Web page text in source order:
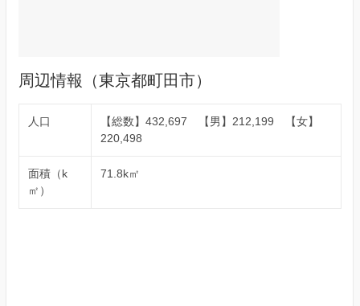
周辺情報（東京都町田市）
人口
【総数】432,697 【男】212,199 【女】
220,498
面積（k
㎡）
71.8k㎡